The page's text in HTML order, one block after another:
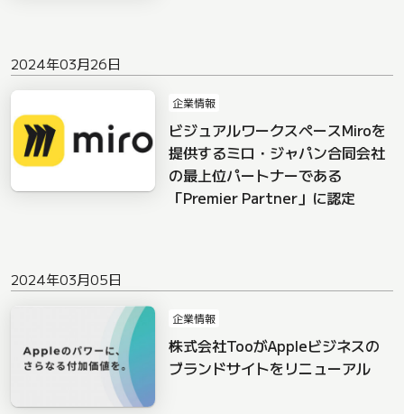
2024年03月26日
企業情報
ビジュアルワークスペースMiroを
提供するミロ・ジャパン合同会社
の最上位パートナーである
「Premier Partner」に認定
2024年03月05日
企業情報
株式会社TooがAppleビジネスの
ブランドサイトをリニューアル